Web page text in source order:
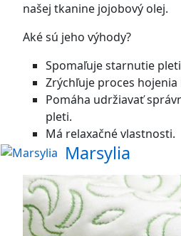
našej tkanine jojobový olej.
Aké sú jeho výhody?
Spomaľuje starnutie
Zrýchľuje proces hojenia
Pomáha udržiavať
pleti.
Má relaxačné vlastnosti.
Marsylia